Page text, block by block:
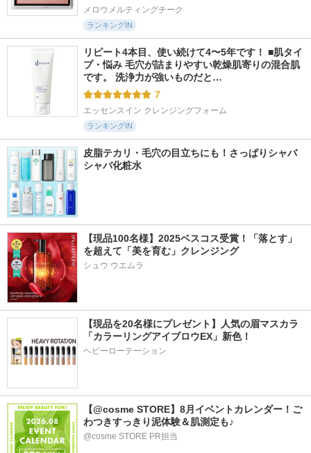
メロウメルティングチーク
ランキングIN
リピート4本目、使い続けて4〜5年です！ ■肌タイ
プ・悩み 毛穴が詰まりやすい乾燥肌寄りの混合肌
です。 洗浄力が強いものだと…
7
エッセンスイン クレンジングフォーム
ランキングIN
皮脂テカリ・毛穴の目立ちにも！さっぱりシャバ
シャバ化粧水
【現品100名様】2025ベスコス受賞！「落とす」
を超えて「美を育む」クレンジング
シュウ ウエムラ
【現品を20名様にプレゼント】人気の眉マスカラ
「カラーリングアイブロウEX」新色！
ヘビーローテーション
【@cosme STORE】8月イベントカレンダー！ご
わつきすっきり泥体験＆肌測定も♪
@cosme STORE PR担当